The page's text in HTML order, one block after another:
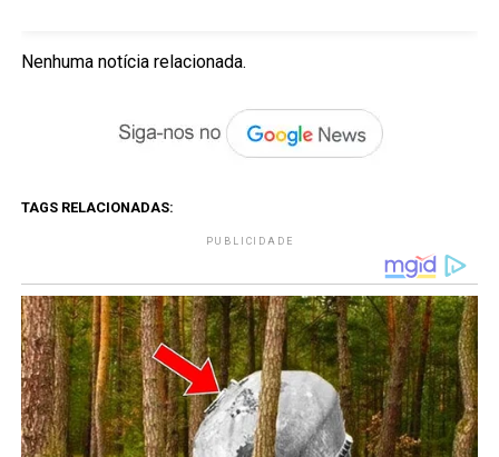
Nenhuma notícia relacionada.
TAGS RELACIONADAS:
PUBLICIDADE